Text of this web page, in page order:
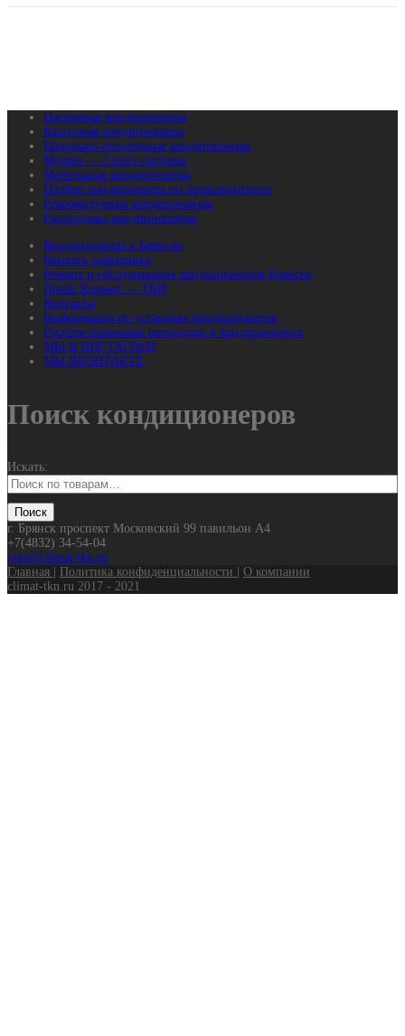
Настенные кондиционеры
Кассетные кондиционеры
Напольно-потолочные кондиционеры
Мульти — Сплит системы
Мобильные кондиционеры
Подбор кондиционера по производителю
Рекомендуемые кондиционеры
Распродажа кондиционеров
Кондиционеры в Брянске
Вызвать замерщика
Ремонт и обслуживание кондиционеров Брянске
Прайс Климат — ТКН
Контакты
Информация по установке кондиционеров
Распространенные неполадки в кондиционерах
МЫ В ИНСТАГРАМ
МЫ ВКОНТАКТЕ
Поиск кондиционеров
Искать:
г. Брянск проспект Московский 99 павильон А4
+7(4832) 34-54-04
olga@climat-tkn.ru
Главная
Политика конфиденциальности
О компании
climat-tkn.ru 2017 - 2021